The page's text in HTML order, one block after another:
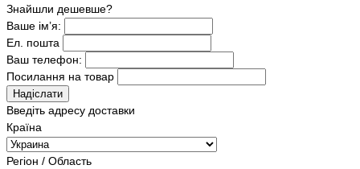
Знайшли дешевше?
Ваше ім’я:
Ел. пошта
Ваш телефон:
Посилання на товар
Надіслати
Введіть адресу доставки
Країна
Регіон / Область